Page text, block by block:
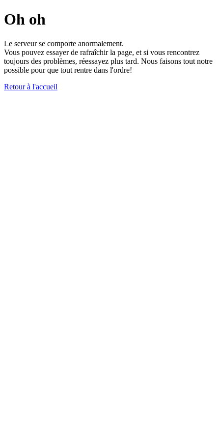
Oh oh
Le serveur se comporte anormalement.
Vous pouvez essayer de rafraîchir la page, et si vous rencontrez
toujours des problèmes, réessayez plus tard. Nous faisons tout notre
possible pour que tout rentre dans l'ordre!
Retour à l'accueil